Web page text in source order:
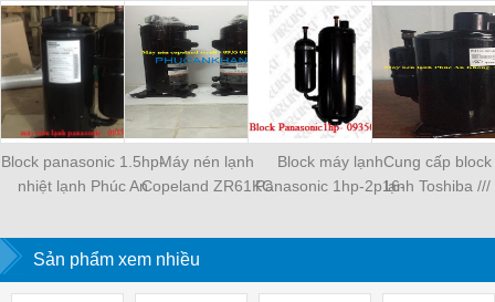
Block panasonic 1.5hp-
nhiệt lạnh Phúc An
Máy nén lạnh
Copeland ZR61KC
Khang
Block máy lạnh
Panasonic 1hp-2p16-
Khang
Cung cấp block
lạnh Toshiba ///
mới 100% -
Sản phẩm xem nhiều